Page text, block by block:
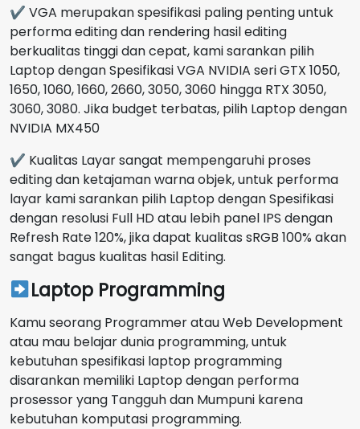
✔ VGA merupakan spesifikasi paling penting untuk
performa editing dan rendering hasil editing
berkualitas tinggi dan cepat, kami sarankan pilih
Laptop dengan Spesifikasi VGA NVIDIA seri GTX 1050,
1650, 1060, 1660, 2660, 3050, 3060 hingga RTX 3050,
3060, 3080. Jika budget terbatas, pilih Laptop dengan
NVIDIA MX450
✔ Kualitas Layar sangat mempengaruhi proses
editing dan ketajaman warna objek, untuk performa
layar kami sarankan pilih Laptop dengan Spesifikasi
dengan resolusi Full HD atau lebih panel IPS dengan
Refresh Rate 120%, jika dapat kualitas sRGB 100% akan
sangat bagus kualitas hasil Editing.
Laptop Programming
Kamu seorang Programmer atau Web Development
atau mau belajar dunia programming, untuk
kebutuhan spesifikasi laptop programming
disarankan memiliki Laptop dengan performa
prosessor yang Tangguh dan Mumpuni karena
kebutuhan komputasi programming.